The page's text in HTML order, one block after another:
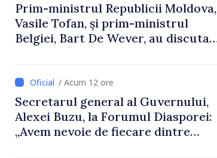
Prim-ministrul Republicii Moldova,
Vasile Tofan, și prim-ministrul
Belgiei, Bart De Wever, au discutat
/ Acum 12 ore
Secretarul general al Guvernului,
Alexei Buzu, la Forumul Diasporei:
„Avem nevoie de fiecare dintre